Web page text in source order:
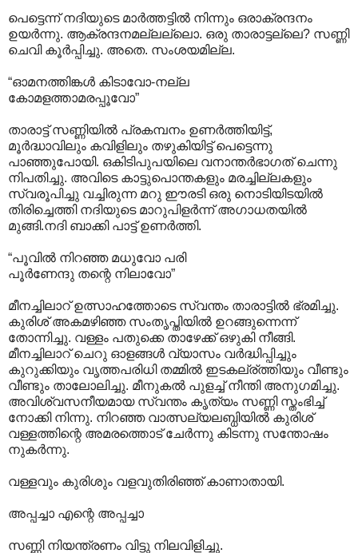
പെട്ടെന്ന് നദിയുടെ മാര്‍ത്തട്ടില്‍ നിന്നും ഒരാക്രന്ദനം
ഉയര്‍ന്നു. ആക്രന്ദനമല്ലല്ലൊ. ഒരു താരാട്ടല്ലെ? സണ്ണി
ചെവി കൂര്‍പ്പിച്ചു. അതെ. സംശയമില്ല.
“ഓമനത്തിങ്കള്‍ കിടാവോ-നല്ല
കോമളത്താമരപ്പൂവോ”
താരാട്ട് സണ്ണിയില്‍ പ്രകമ്പനം ഉണര്‍ത്തിയിട്ട്,
മൂര്‍ദ്ധാവിലും കവിളിലും തഴുകിയിട്ട് പെട്ടെന്നു
പാഞ്ഞുപോയി. ഒകിടിപുപയിലെ വനാന്തര്‍ഭാഗത് ചെന്നു
നിപതിച്ചു. അവിടെ കാട്ടുപൊന്തകളും മരച്ചില്ലകളും
സ്വരൂപിച്ചു വച്ചിരുന്ന മറു ഈരടി ഒരു നൊടിയിടയില്‍
തിരിച്ചെത്തി നദിയുടെ മാറുപിളര്‍ന്ന് അഗാധതയില്‍
മുങ്ങി.നദി ബാക്കി പാട്ട് ഉണര്‍ത്തി.
“പൂവില്‍ നിറഞ്ഞ മധുവോ പരി
പൂര്‍ണേന്ദു തന്റെ നിലാവോ”
മീനച്ചിലാറ് ഉത്സാഹത്തോടെ സ്വന്തം താരാട്ടില്‍ ഭ്രമിച്ചു.
കുരിശ് അകമഴിഞ്ഞ സംതൃപ്തിയില്‍ ഉറങ്ങുന്നെന്ന്
തോന്നിച്ചു. വള്ളം പതുക്കെ താഴേക്ക് ഒഴുകി നീങ്ങി.
മീനച്ചിലാറ് ചെറു ഓളങ്ങള്‍ വ്യാസം വര്‍ദ്ധിപ്പിച്ചും
കുറുക്കിയും വൃത്തപരിധി തമ്മില്‍ ഇടകല്ര്ത്തിയും വീണ്ടും
വീണ്ടും താലോലിച്ചു. മീനുകല്‍ പുളച്ച് നീന്തി അനുഗമിച്ചു.
അവിശ്വസനീയമായ സ്വന്തം കൃത്യം സണ്ണി സ്തംഭിച്ച്
നോക്കി നിന്നു. നിറഞ്ഞ വാത്സല്യലബ്ധിയില്‍ കുരിശ്
വള്ളത്തിന്റെ അമരത്തൊട് ചേര്‍ന്നു കിടന്നു സന്തോഷം
നുകര്‍ന്നു.
വള്ളവും കുരിശും വളവുതിരിഞ്ഞ് കാണാതായി.
അപ്പച്ചാ എന്റെ അപ്പച്ചാ
സണ്ണി നിയന്ത്രണം വിട്ടു നിലവിളിച്ചു.